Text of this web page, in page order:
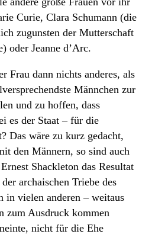
Curie, Clara Schumann (die
zugunsten der Mutterschaft
oder Jeanne d’Arc.
Frau dann nichts anderes, als
Männchen zur
und zu hoffen, dass
es der Staat – für die
Das wäre zu kurz gedacht,
den Männern, so sind auch
Shackleton das Resultat
archaischen Triebe des
in vielen anderen – weitaus
zum Ausdruck kommen
nicht für die Ehe